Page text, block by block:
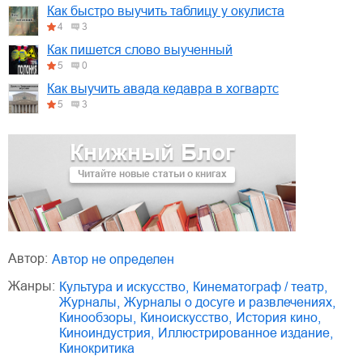
Книжный Блог
Читайте новые статьи о книгах
Как быстро выучить таблицу у окулиста
4 3
Как пишется слово выученный
5 0
Как выучить авада кедавра в хогвартс
5 3
Автор:
Автор не определен
Жанры:
культура и искусство кинематограф / театр
журналы
журналы о досуге и развлечениях
кинообзоры
киноискусство история кино
киноиндустрия
иллюстрированное издание
кинокритика